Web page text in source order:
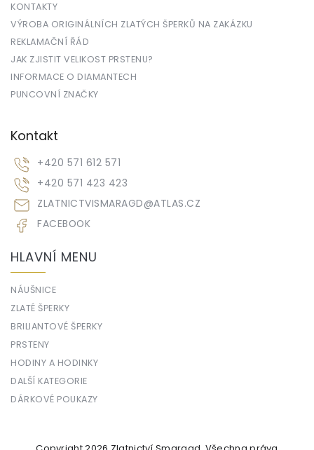
KONTAKTY
VÝROBA ORIGINÁLNÍCH ZLATÝCH ŠPERKŮ NA ZAKÁZKU
REKLAMAČNÍ ŘÁD
JAK ZJISTIT VELIKOST PRSTENU?
INFORMACE O DIAMANTECH
PUNCOVNÍ ZNAČKY
Kontakt
ZLATNICTVISMARAGD@ATLAS.CZ
+420 571 612 571
+420 571 423 423
FACEBOOK
HLAVNÍ MENU
NÁUŠNICE
ZLATÉ ŠPERKY
BRILIANTOVÉ ŠPERKY
PRSTENY
HODINY A HODINKY
DALŠÍ KATEGORIE
DÁRKOVÉ POUKAZY